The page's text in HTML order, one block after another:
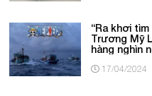
“Ra khơi
Trương Mỹ
hàng nghìn
17/04/2024